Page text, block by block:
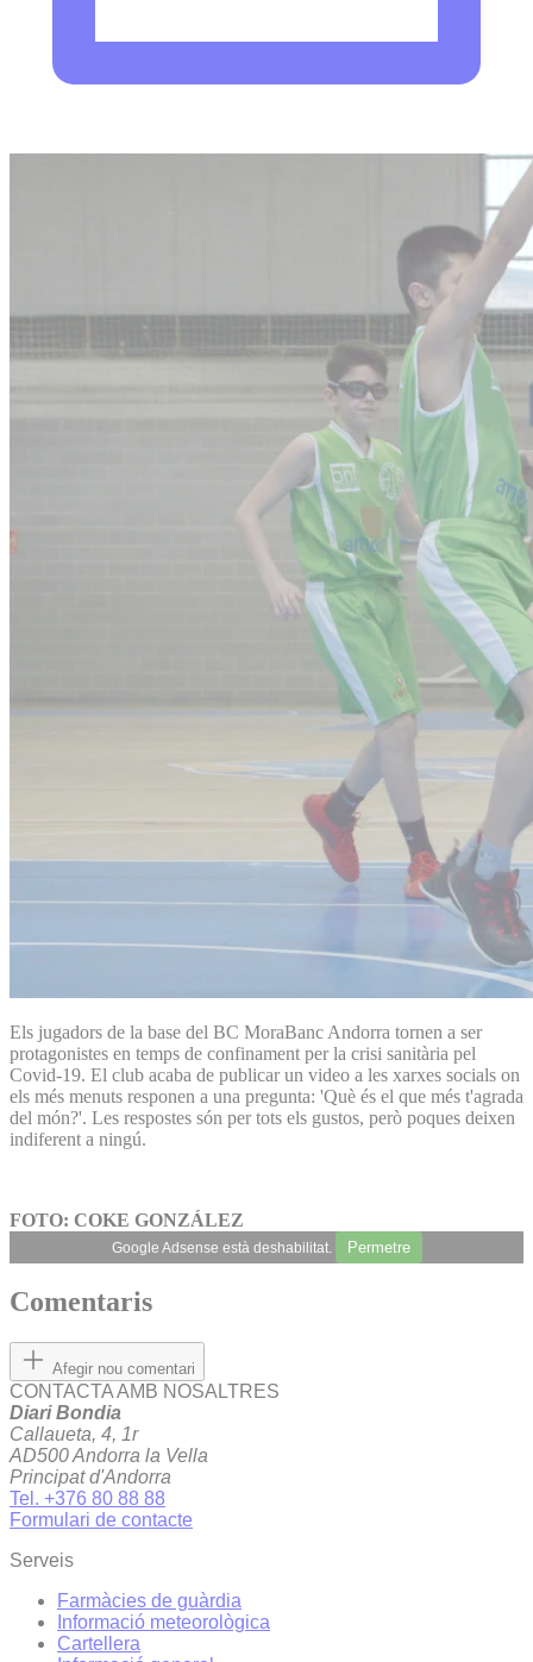
Els jugadors de la base del BC MoraBanc Andorra tornen a ser
protagonistes en temps de confinament per la crisi sanitària pel
Covid-19. El club acaba de publicar un video a les xarxes socials on
els més menuts responen a una pregunta: 'Què és el que més t'agrada
del món?'. Les respostes són per tots els gustos, però poques deixen
indiferent a ningú.
FOTO: COKE GONZÁLEZ
Google Adsense està deshabilitat. Permetre
Comentaris
Afegir nou comentari
CONTACTA AMB NOSALTRES
Diari Bondia
Callaueta, 4, 1r
AD500 Andorra la Vella
Principat d'Andorra
Tel. +376 80 88 88
Formulari de contacte
Serveis
Farmàcies de guàrdia
Informació meteorològica
Cartellera